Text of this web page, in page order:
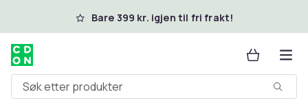
Hopp til hovedinnholdBare 399 kr. igjen til fri frakt!
Søk etter produkter